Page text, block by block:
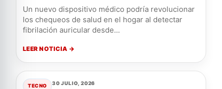
Un nuevo dispositivo médico podría revolucionar
los chequeos de salud en el hogar al detectar
fibrilación auricular desde...
LEER NOTICIA →
TECNO 30 JULIO, 2026